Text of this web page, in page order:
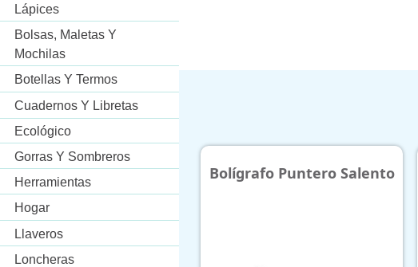
Lápices
Bolsas, Maletas Y
Mochilas
Botellas Y Termos
Cuadernos Y Libretas
Ecológico
Gorras Y Sombreros
Herramientas
Hogar
Llaveros
Loncheras
Bolígrafo Puntero Salento Gota Antiestres